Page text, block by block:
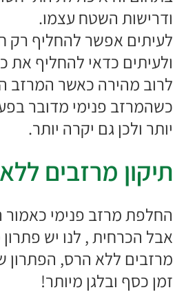
ודרישות השטח עצמו.
לעיתים אפשר להחליף רק
ולעיתים כדאי להחליף את
לרוב מהירה כאשר המרזב
כשהמרזב פנימי מדובר
יותר ולכן גם יקרה יותר.
תיקון מרזבים
החלפת מרזב פנימי כאמור
אבל הכרחית , לנו יש
מרזבים ללא הרס, הפתרון
זמן כסף ובלגן מיותר!